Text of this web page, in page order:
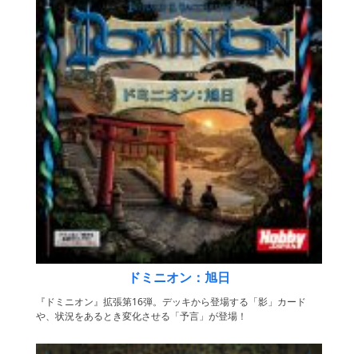
ドミニオン：旭日
『ドミニオン』拡張第16弾。デッキから登場する「影」カード
や、状況をあるとき変化させる「予言」が登場！